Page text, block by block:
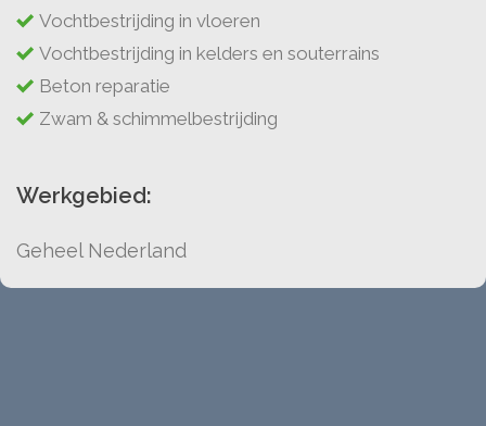
Vochtbestrijding in vloeren
Vochtbestrijding in kelders en souterrains
Beton reparatie
Zwam & schimmelbestrijding
Werkgebied:
Geheel Nederland